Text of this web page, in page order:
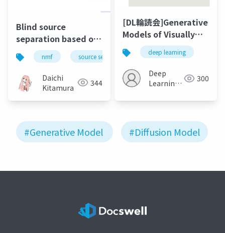
Blind source
separation based on
independent low-
rank matrix analysis
and its extension to
Student's t-
distribution
nmf source separation music
Daichi
Kitamura
344
[DL輪読会]Generative
Models of Visually
Grounded
Imagination
deep learning
Deep
Learning
300
#Generative Model #Diffusion Model